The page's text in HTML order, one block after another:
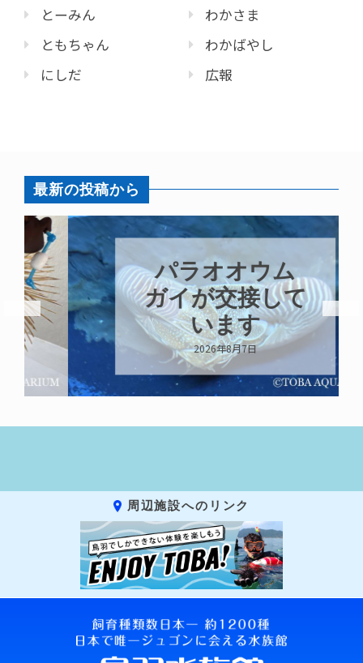
とーみん
ともちゃん
にしだ
わかさま
わかばやし
広報
最新の投稿から
パラオオウム
ガイが交接して
います
2026年8月7日
周辺施設へのリンク